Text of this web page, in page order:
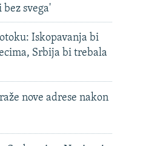
svega'
Iskopavanja bi
Srbija bi trebala
nove adrese nakon